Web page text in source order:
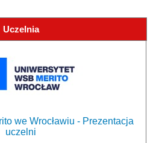
Uczelnia
we Wrocławiu - Prezentacja
uczelni